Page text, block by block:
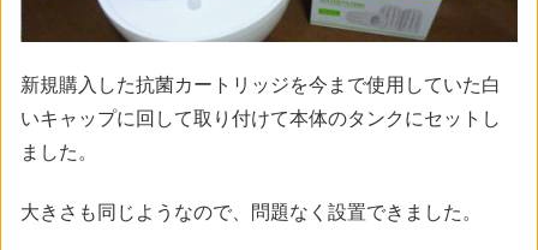
新規購入した抗菌カートリッジを今まで使用していた白
いキャップに回して取り付けて本体のタンクにセットし
ました。
大きさも同じようなので、問題なく設置できました。